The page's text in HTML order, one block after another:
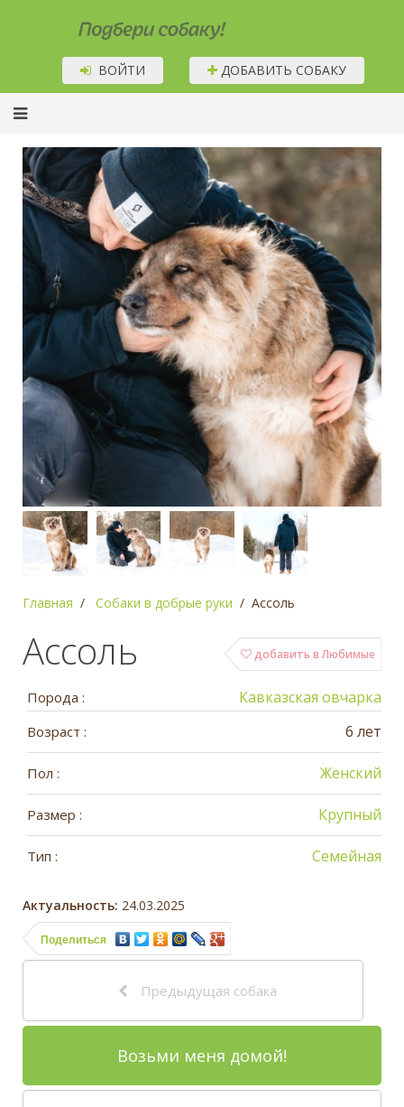
Подбери собаку!
ВОЙТИ ДОБАВИТЬ СОБАКУ
Главная Собаки в добрые руки Ассоль
добавить в Любимые
Ассоль
Порода : Кавказcкая овчарка
Возраст : 6 лет
Пол : Женский
Размер : Крупный
Тип : Семейная
Актуальность: 24.03.2025
Поделиться
Предыдущая собака
Возьми меня домой!